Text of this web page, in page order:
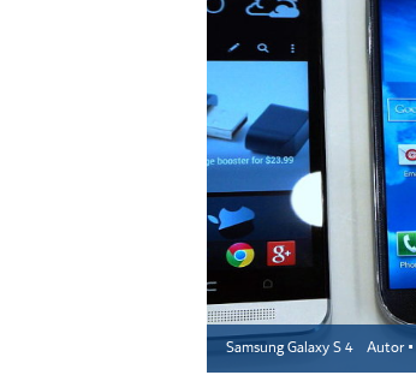
Samsung Galaxy S 4 Autor ▪